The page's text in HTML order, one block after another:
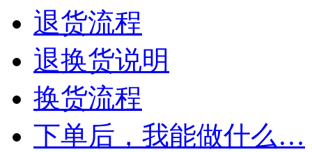
退货流程
退换货说明
换货流程
下单后，我能做什么…